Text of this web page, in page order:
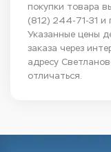
покупки товара
(812) 244-71-31 и
Указанные цены
заказа через
адресу
отличаться.